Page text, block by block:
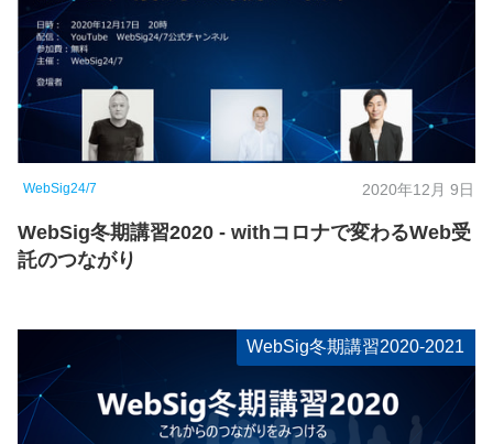
WebSig24/7 2020年12月 9日
WebSig冬期講習2020 - withコロナで変わるWeb受
託のつながり
WebSig冬期講習2020-2021